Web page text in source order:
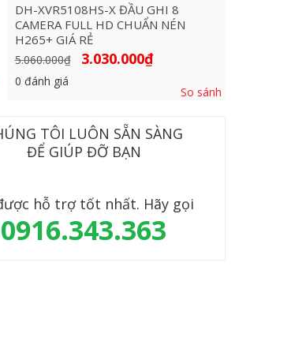
DH-XVR5108HS-X ĐẦU GHI 8
CAMERA FULL HD CHUẨN NÉN
H265+ GIÁ RẺ
5.060.000₫
Giá
gốc
3.030.000₫Giá
0 đánh giá
So sánh
TÔI LUÔN SẴN SÀNG
ĐỂ GIÚP ĐỠ BẠN
hỗ trợ tốt nhất. Hãy gọi
0916.343.363